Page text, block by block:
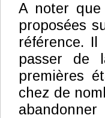
A noter
proposées
référence.
passer de
premières
chez de